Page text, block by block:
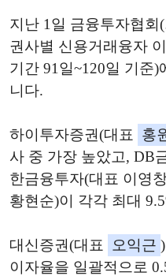
지난 1일 금융투자협회
권사별 신용거래융자
기간 91일~120일 기준
니다.
하이투자증권(대표 홍
사 중 가장 높았고, DB
한금융투자(대표 이영
황현순)이 각각 최대
대신증권(대표 오익근
이자율을 일괄적으로